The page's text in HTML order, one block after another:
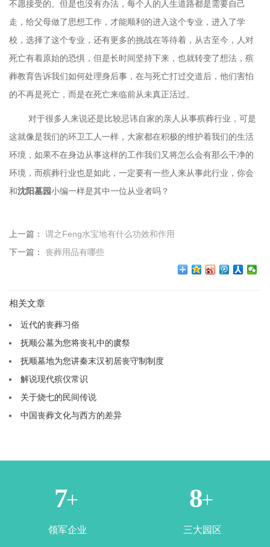
不愿接受的。但是也没有办法，每个人的人生道路都是需要自己
走，给父母做了思想工作，才能顺利的进入这个专业，进入了学
校，选择了这个专业，还有更多的挑战在等待着，从古至今，人对
死亡有着原始的恐惧，但是长时间坚持下来，也就转变了想法，殡
葬教育告诉我们如何处理身后事，在与死亡打过交道后，他们害怕
的不再是死亡，而是在死亡来临前从未真正活过。
对于很多人来说还是比较忌讳自家的亲人从事殡葬行业，可是
这就像是我们的环卫工人一样，大家都在积极的维护着我们的生活
环境，如果不在身边从事这样的工作我们又将怎么会有那么干净的
环境，而殡葬行业也是如此，一定要有一些人来从事此行业，你会
和沈阳墓园小编一样是其中一位从业者吗？
上一篇： 谓之Feng水宝地有什么功效和作用
下一篇： 丧葬用品有哪些
相关文章
近代的丧葬习俗
抚顺公墓为您将丧礼中的虞祭
抚顺墓地为您讲秦末汉初居丧守制制度
解说现代殡仪常识
关于烧七的民间传说
中国丧葬文化与西方的差异
2+
领军企业
4+
三大园区